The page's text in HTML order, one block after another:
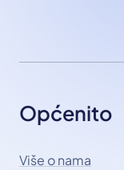
Općenito
Više o nama